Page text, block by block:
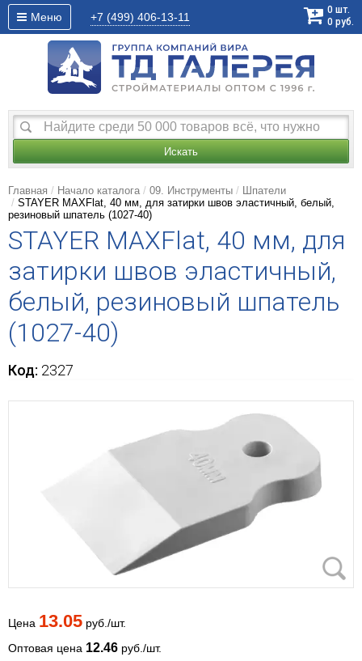
Меню +7 (499) 406-13-11
0 шт.
0 руб.
Искать
Главная Начало каталога 09. Инструменты
Шпатели
STAYER MAXFlat, 40 мм, для затирки швов эластичный, белый,
резиновый шпатель (1027-40)
STAYER MAXFlat, 40 мм, для
затирки швов эластичный,
белый, резиновый шпатель
(1027-40)
Код: 2327
Цена 13.05 руб./шт.
Оптовая цена 12.46 руб./шт.